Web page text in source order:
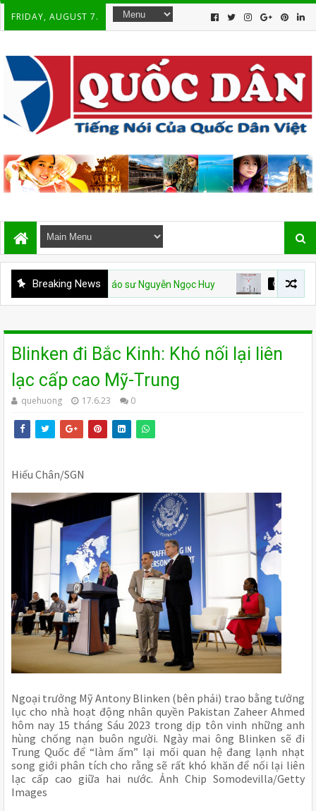
FRIDAY, AUGUST 7.
Breaking News
nhớ Giáo sư Nguyễn Ngọc Huy QUỐC HẬN 30 THÁNG 4
Blinken đi Bắc Kinh: Khó nối lại liên
lạc cấp cao Mỹ-Trung
quehuong 17.6.23 0
Hiếu Chân/SGN
Ngoại trưởng Mỹ Antony Blinken (bên phải) trao bằng tưởng
lục cho nhà hoạt động nhân quyền Pakistan Zaheer Ahmed
hôm nay 15 tháng Sáu 2023 trong dịp tôn vinh những anh
hùng chống nạn buôn người. Ngày mai ông Blinken sẽ đi
Trung Quốc để “làm ấm” lại mối quan hệ đang lạnh nhạt
song giới phân tích cho rằng sẽ rất khó khăn để nối lại liên
lạc cấp cao giữa hai nước. Ảnh Chip Somodevilla/Getty
Images